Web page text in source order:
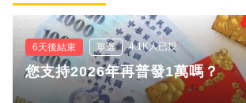
6天後結束 單選 4.1K人已投
您支持2026年再普發1萬嗎？